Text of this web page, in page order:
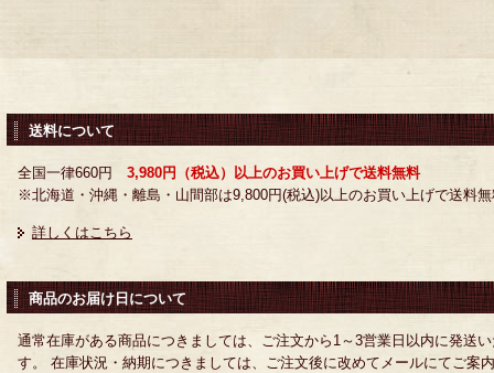
送料について
全国一律660円 3,980円（税込）以上のお買い上げで送料無料
※北海道・沖縄・離島・山間部は9,800円(税込)以上のお買い上げで送料
詳しくはこちら
商品のお届け日について
通常在庫がある商品につきましては、ご注文から1～3営業日以内に発送
す。 在庫状況・納期につきましては、ご注文後に改めてメールにてご案